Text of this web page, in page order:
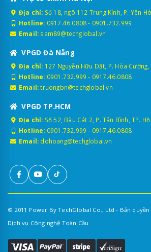
2. Quy định về lắp thiết
hành trình ô tô
2.1. Cơ sở pháp lý
Lắp giám sát hành trình GPS trên xe kinh
vụ bắt buộc, được quy định trong các văn
Nghị định 10/2020/NĐ-CP
Nghị định 47/2022/NĐ-CP
Nghị định 151/2024/NĐ-CP
2.2. Đối tượng bắt buộc lắp
Theo quy định hiện hành, các loại phương
Xe tải kinh doanh vận tải hàng
hiệu "xe tải", nhưng không phải
container.
Xe taxi truyền thống & taxi công
Địa chỉ: Số 18, ngõ 112 Trung Kính, P. Yên
Hotline: 0917.46.0808- 0901.732.999
Email: sam89@techglobal.vn
VPGD Đà Nẵng
Địa chỉ: 127 Nguyễn Hữu Dật, P. Hòa
Hotline: 0901.732.999 - 0917.46.0808
Email: truongbn@techglobal.vn
VPGD TP.HCM
Địa chỉ: Số 52, Bàu Cát 2, P. Tân Bình, TP.
Hotline: 0901.732.999 - 0917.46.0808
Email: dohoang@techglobal.vn
© 2011 Power By TechGlobal Co., Ltd - Bản
Dịch vụ Công nghệ Toàn Cầu